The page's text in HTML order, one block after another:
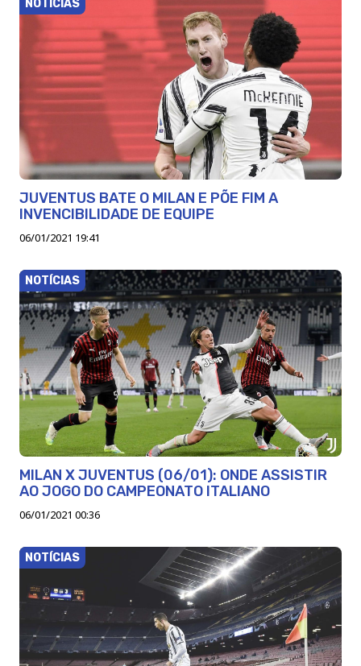
NOTÍCIAS
JUVENTUS BATE O MILAN E PÕE FIM A
INVENCIBILIDADE DE EQUIPE
06/01/2021 19:41
NOTÍCIAS
MILAN X JUVENTUS (06/01): ONDE ASSISTIR
AO JOGO DO CAMPEONATO ITALIANO
06/01/2021 00:36
NOTÍCIAS